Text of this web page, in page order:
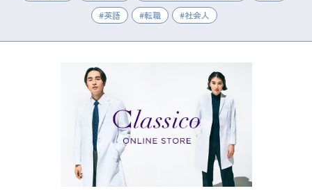
英語
転職 社会人